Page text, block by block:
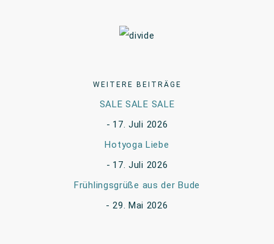
WEITERE BEITRÄGE
SALE SALE SALE
17. Juli 2026
Hotyoga Liebe
17. Juli 2026
Frühlingsgrüße aus der Bude
29. Mai 2026